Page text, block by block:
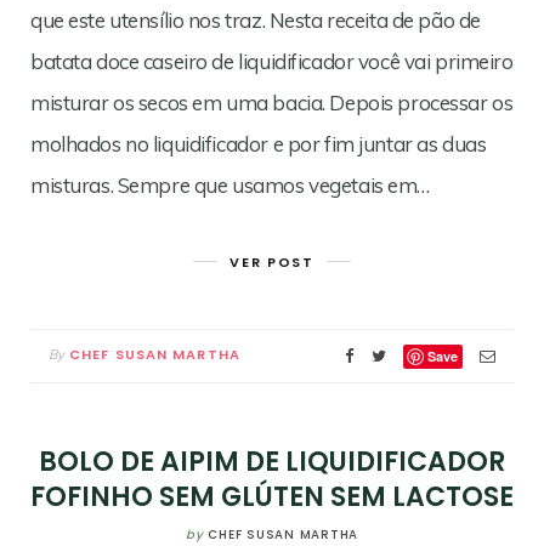
que este utensílio nos traz. Nesta receita de pão de
batata doce caseiro de liquidificador você vai primeiro
misturar os secos em uma bacia. Depois processar os
molhados no liquidificador e por fim juntar as duas
misturas. Sempre que usamos vegetais em…
VER POST
By CHEF SUSAN MARTHA Save
BOLO DE AIPIM DE LIQUIDIFICADOR
FOFINHO SEM GLÚTEN SEM LACTOSE
by CHEF SUSAN MARTHA